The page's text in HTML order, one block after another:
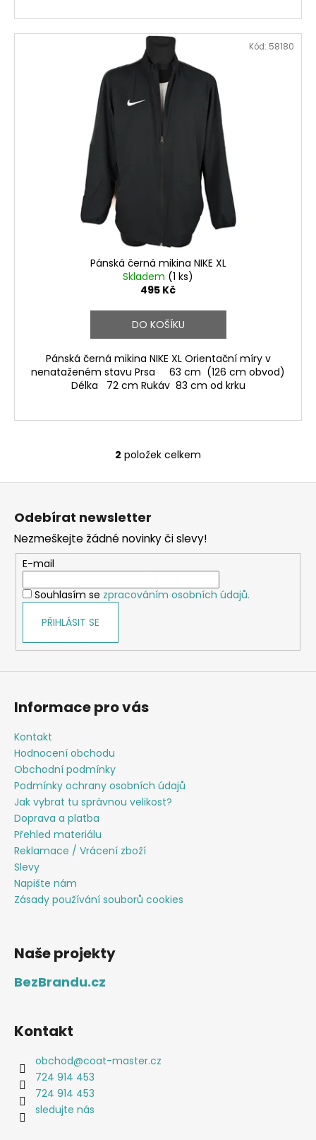
Pánská černá mikina NIKE XL
Skladem (1 ks)
495 Kč
DO KOŠÍKU
Pánská černá mikina NIKE XL Orientační míry v
nenataženém stavu Prsa 63 cm (126 cm obvod)
Délka 72 cm Rukáv 83 cm od krku
Kód: 58180
O
v
a
c
í
p
r
y
2 položek celkem
Odebírat newsletter
Nezmeškejte žádné novinky či slevy!
E-mail
Souhlasím se zpracováním osobních údajů.
PŘIHLÁSIT SE
Informace pro vás
Kontakt
Hodnocení obchodu
Obchodní podmínky
Podmínky ochrany osobních údajů
Jak vybrat tu správnou velikost?
Doprava a platba
Přehled materiálu
Reklamace / Vrácení zboží
Slevy
Napište nám
Zásady používání souborů cookies
Naše projekty
BezBrandu.cz
Kontakt
obchod@coat-master.cz
724 914 453
724 914 453
sledujte nás